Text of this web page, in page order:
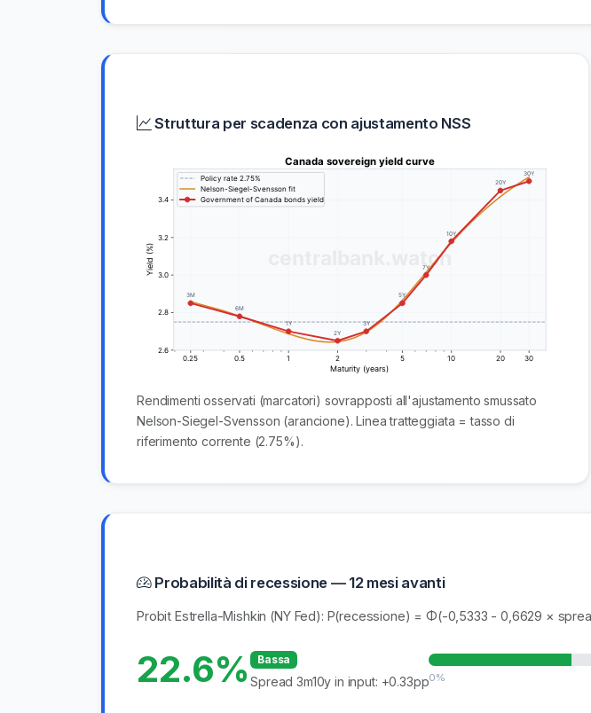
Struttura per scadenza con ajustamento NSS
Rendimenti osservati (marcatori) sovrapposti all'ajustamento smussato
Nelson-Siegel-Svensson (arancione). Linea tratteggiata = tasso di
riferimento corrente (2.75%).
Probabilità di recessione — 12 mesi avanti
Probit Estrella-Mishkin (NY Fed): P(recessione) = Φ(-0,5333 - 0,6629 ×
22.6% Bassa
Spread 3m10y in input: +0.33pp0%